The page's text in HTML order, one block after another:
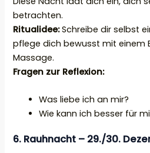
betrachten.
Ritualidee:Schreibe dir selbst
pflege dich bewusst mit einem
Massage.
Fragen zur Reflexion:
Was liebe ich an mir?
Wie kann ich besser für
6. Rauhnacht – 29./30.